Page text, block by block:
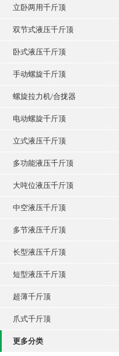
立卧两用千斤顶
双节式液压千斤顶
卧式液压千斤顶
手动螺旋千斤顶
螺旋拉力机/合拢器
电动螺旋千斤顶
立式液压千斤顶
多功能液压千斤顶
大吨位液压千斤顶
中空液压千斤顶
多节液压千斤顶
长型液压千斤顶
短型液压千斤顶
超薄千斤顶
爪式千斤顶
更多分类